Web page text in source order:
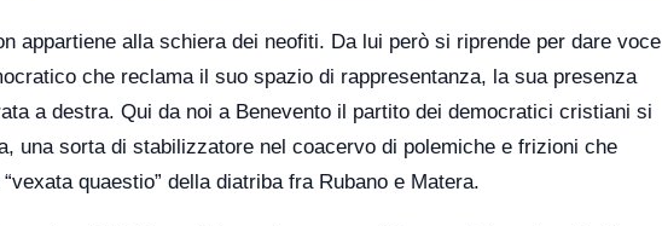
appartiene alla schiera dei neofiti. Da lui però si riprende per dare voce
che reclama il suo spazio di rappresentanza, la sua presenza
a destra. Qui da noi a Benevento il partito dei democratici cristiani si
una sorta di stabilizzatore nel coacervo di polemiche e frizioni che
quaestio” della diatriba fra Rubano e Matera.